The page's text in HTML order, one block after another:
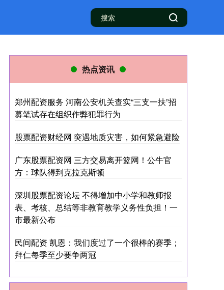
热点资讯
郑州配资服务 河南公安机关查实“三支一扶”招
募笔试存在组织作弊犯罪行为
股票配资财经网 突遇地质灾害，如何紧急避险
广东股票配资网 三方交易离开篮网！公牛官
方：球队得到克拉克斯顿
深圳股票配资论坛 不得增加中小学和教师报
表、考核、总结等非教育教学义务性负担！一
市最新公布
民间配资 凯恩：我们度过了一个很棒的赛季；
拜仁每季至少要争两冠